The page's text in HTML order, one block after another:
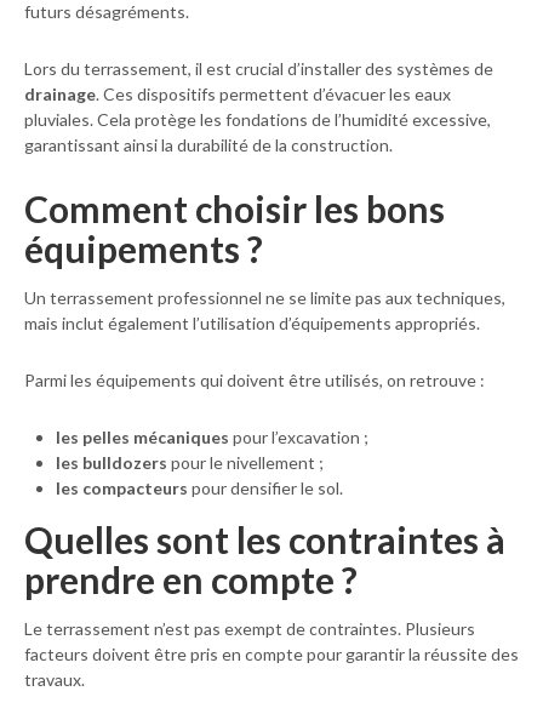
futurs désagréments.
Lors du terrassement, il est crucial d’installer des systèmes de
drainage. Ces dispositifs permettent d’évacuer les eaux
pluviales. Cela protège les fondations de l’humidité excessive,
garantissant ainsi la durabilité de la construction.
Comment choisir les bons
équipements ?
Un terrassement professionnel ne se limite pas aux techniques,
mais inclut également l’utilisation d’équipements appropriés.
Parmi les équipements qui doivent être utilisés, on retrouve :
les pelles mécaniques pour l’excavation ;
les bulldozers pour le nivellement ;
les compacteurs pour densifier le sol.
Quelles sont les contraintes à
prendre en compte ?
Le terrassement n’est pas exempt de contraintes. Plusieurs
facteurs doivent être pris en compte pour garantir la réussite des
travaux.